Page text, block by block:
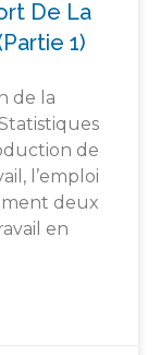
De La
1)
de la
de
l’emploi
deux
en